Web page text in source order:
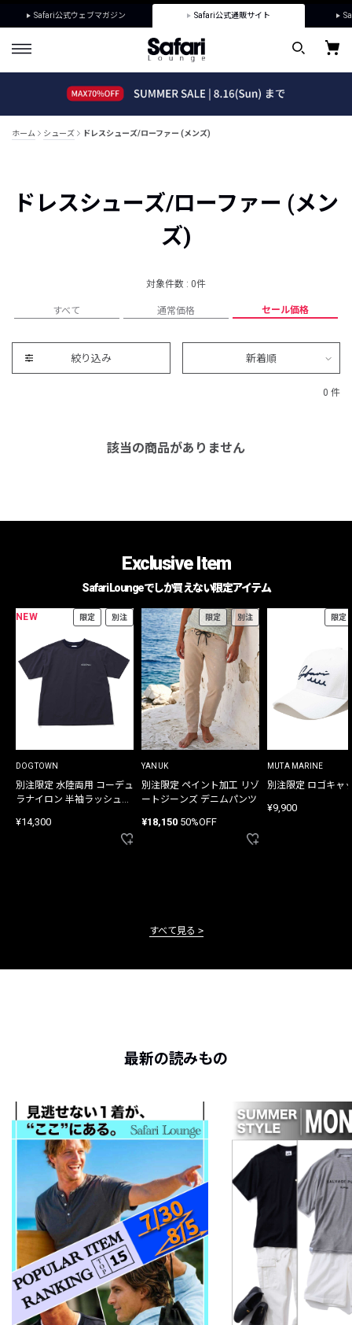
Safari公式ウェブマガジン Safari公式通販サイト
ホーム シューズ ドレスシューズ/ローファー (メンズ)
ドレスシューズ/ローファー (メン
ズ)
対象件数 : 0件
すべて 通常価格 セール価格
絞り込み 新着順
0 件
該当の商品がありません
Exclusive Item
Safari Loungeでしか買えない限定アイテム
NEW 限定 別注
DOGTOWN
別注限定 水陸両用 コーデュ
ラナイロン 半袖ラッシュガ
¥14,300
限定 別注
YANUK
別注限定 ペイント加工 リゾ
ートジーンズ デニムパンツ
¥18,150 50%OFF
限定
MUTA MARINE
別注限定 ロゴキャ
¥9,900
すべて見る
最新の読みもの